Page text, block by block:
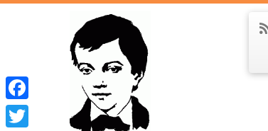
Facebook